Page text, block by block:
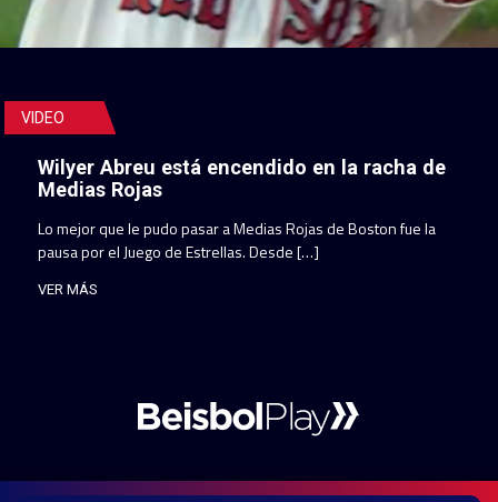
VIDEO
Wilyer Abreu está encendido en la racha de
Medias Rojas
Lo mejor que le pudo pasar a Medias Rojas de Boston fue la
pausa por el Juego de Estrellas. Desde […]
VER MÁS